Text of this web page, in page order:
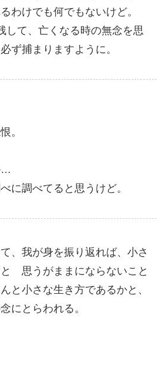
わけでも何でもないけど。
して、亡くなる時の無念を思
ず捕まりますように。
。
…
に調べてると思うけど。
、我が身を振り返れば、小さ
思うがままにならないこと
と小さな生き方であるかと、
にとらわれる。